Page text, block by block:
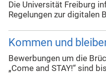
Die Universität Freiburg
Regelungen zur digitalen
Kommen und
Bewerbungen um die
„Come and STAY!“ sind